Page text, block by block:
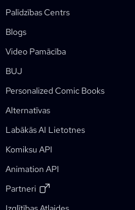
Palīdzības Centrs
Blogs
Video Pamācība
BUJ
Personalized Comic Books
Alternatīvas
Labākās AI Lietotnes
Komiksu API
Animation API
Partneri